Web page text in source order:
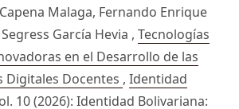
Malaga, Fernando Enrique
García Hevia , Tecnologías
en el Desarrollo de las
Digitales Docentes , Identidad
10 (2026): Identidad Bolivariana: